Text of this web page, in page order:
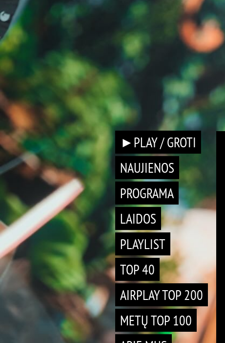
►PLAY / GROTI
NAUJIENOS
PROGRAMA
LAIDOS
PLAYLIST
TOP 40
AIRPLAY TOP 200
METŲ TOP 100